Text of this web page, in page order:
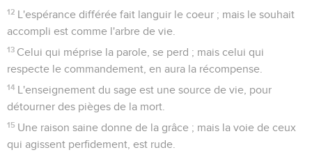
12 L'espérance différée fait languir le coeur ; mais le souhait
accompli est comme l'arbre de vie.
13 Celui qui méprise la parole, se perd ; mais celui qui
respecte le commandement, en aura la récompense.
14 L'enseignement du sage est une source de vie, pour
détourner des pièges de la mort.
15 Une raison saine donne de la grâce ; mais la voie de ceux
qui agissent perfidement, est rude.